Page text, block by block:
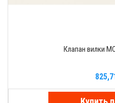
Клапан вилки